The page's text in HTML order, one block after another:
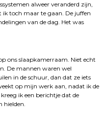
alweer veranderd zijn,
ik toch maar te gaan. De juffen
van de dag. Het was
ons slaapkamerraam. Niet echt
De mannen waren wel
in de schuur, dan dat ze iets
op mijn werk aan, nadat ik de
ik een berichtje dat de
hielden.